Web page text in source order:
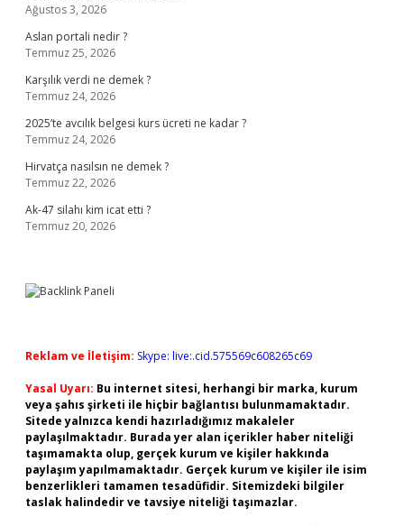
Ağustos 3, 2026
Aslan portali nedir ?
Temmuz 25, 2026
Karşılık verdi ne demek ?
Temmuz 24, 2026
2025’te avcılık belgesi kurs ücreti ne kadar ?
Temmuz 24, 2026
Hirvatça nasılsın ne demek ?
Temmuz 22, 2026
Ak-47 silahı kim icat etti ?
Temmuz 20, 2026
Reklam ve İletişim: Skype: live:.cid.575569c608265c69
Yasal Uyarı: Bu internet sitesi, herhangi bir marka, kurum
veya şahıs şirketi ile hiçbir bağlantısı bulunmamaktadır.
Sitede yalnızca kendi hazırladığımız makaleler
paylaşılmaktadır. Burada yer alan içerikler haber niteliği
taşımamakta olup, gerçek kurum ve kişiler hakkında
paylaşım yapılmamaktadır. Gerçek kurum ve kişiler ile isim
benzerlikleri tamamen tesadüfidir. Sitemizdeki bilgiler
taslak halindedir ve tavsiye niteliği taşımazlar.